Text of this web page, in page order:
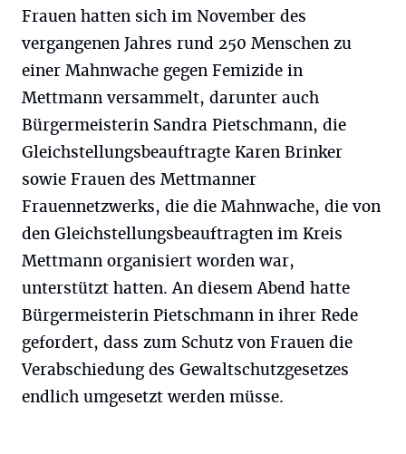
Frauen hatten sich im November des
vergangenen Jahres rund 250 Menschen zu
einer Mahnwache gegen Femizide in
Mettmann versammelt, darunter auch
Bürgermeisterin Sandra Pietschmann, die
Gleichstellungsbeauftragte Karen Brinker
sowie Frauen des Mettmanner
Frauennetzwerks, die die Mahnwache, die von
den Gleichstellungsbeauftragten im Kreis
Mettmann organisiert worden war,
unterstützt hatten. An diesem Abend hatte
Bürgermeisterin Pietschmann in ihrer Rede
gefordert, dass zum Schutz von Frauen die
Verabschiedung des Gewaltschutzgesetzes
endlich umgesetzt werden müsse.